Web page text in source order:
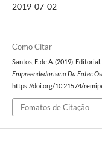
2019-07-02
Como Citar
Santos, F. de A. (2019). Editorial.
Empreendedorismo Da Fatec
https://doi.org/10.21574/
Fomatos de Citação